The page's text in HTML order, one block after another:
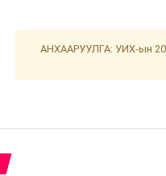
АНХААРУУЛГА: УИХ-ын